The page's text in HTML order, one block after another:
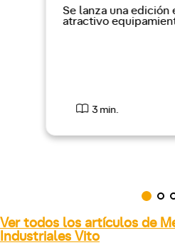
Se lanza una edición
atractivo
3 min.
Ver todos los artículos de
Industriales Vito